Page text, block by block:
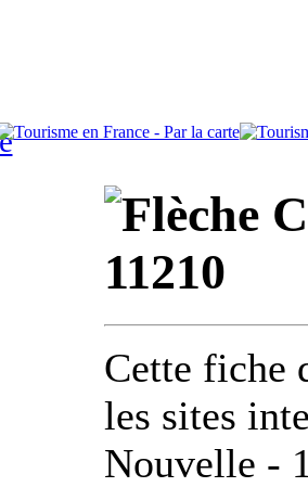
11210
Cette fiche
les sites
Nouvelle -